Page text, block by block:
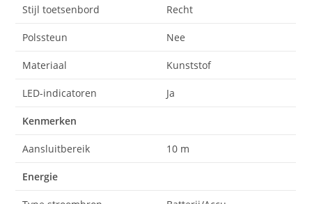
Stijl toetsenbord Recht
Polssteun Nee
Materiaal Kunststof
LED-indicatoren Ja
Kenmerken
Aansluitbereik 10 m
Energie